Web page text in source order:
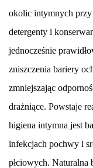
okolic intymnych
detergenty i
jednocześnie
zniszczenia bariery
zmniejszając
drażniące. Powstaje
higiena intymna jest
infekcjach pochwy i
płciowych. Naturalna